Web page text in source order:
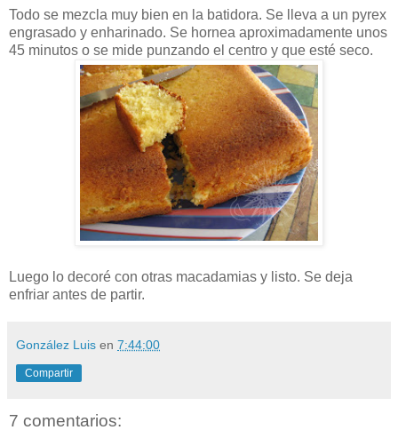
Todo se mezcla muy bien en la batidora. Se lleva a un pyrex
engrasado y enharinado. Se hornea aproximadamente unos
45 minutos o se mide punzando el centro y que esté seco.
Luego lo decoré con otras macadamias y listo. Se deja
enfriar antes de partir.
González Luis en 7:44:00
Compartir
7 comentarios: